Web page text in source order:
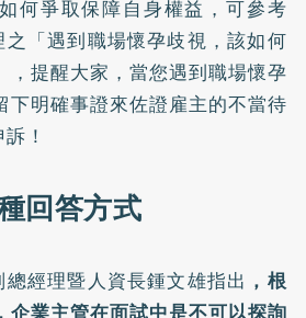
何爭取保障自身權益，可參考
之「遇到職場懷孕歧視，該如何
，提醒大家，當您遇到職場懷孕
下明確事證來佐證雇主的不當待
！
回答方式
經理暨人資長鍾文雄指出 ，根
企業主管在面試中是不可以探詢